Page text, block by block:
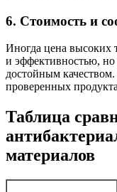
6. Стоимость и
Иногда цена высоких
и эффективностью,
достойным
проверенных
Таблица
материалов